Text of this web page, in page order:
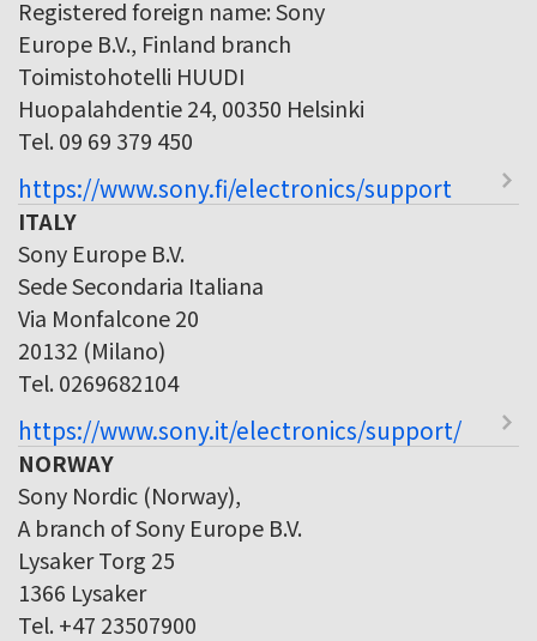
Registered foreign name: Sony
Europe B.V., Finland branch
Toimistohotelli HUUDI
Huopalahdentie 24, 00350 Helsinki
Tel. 09 69 379 450
https://www.sony.fi/electronics/support
ITALY
Sony Europe B.V.
Sede Secondaria Italiana
Via Monfalcone 20
20132 (Milano)
Tel. 0269682104
https://www.sony.it/electronics/support/
NORWAY
Sony Nordic (Norway),
A branch of Sony Europe B.V.
Lysaker Torg 25
1366 Lysaker
Tel. +47 23507900